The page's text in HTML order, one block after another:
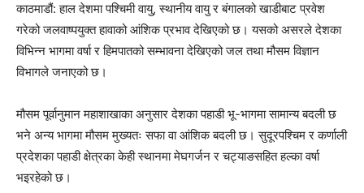
काठमाडौं: हाल देशमा पश्चिमी वायु, स्थानीय वायु र बंगालको खाडीबाट प्रवेश
गरेको जलवाष्पयुक्त हावाको आंशिक प्रभाव देखिएको छ। यसको असरले देशका
विभिन्न भागमा वर्षा र हिमपातको सम्भावना देखिएको जल तथा मौसम विज्ञान
विभागले जनाएको छ।
मौसम पूर्वानुमान महाशाखाका अनुसार देशका पहाडी भू-भागमा सामान्य बदली छ
भने अन्य भागमा मौसम मुख्यतः सफा वा आंशिक बदली छ। सुदूरपश्चिम र कर्णाली
प्रदेशका पहाडी क्षेत्रका केही स्थानमा मेघगर्जन र चट्याङसहित हल्का वर्षा
भइरहेको छ।